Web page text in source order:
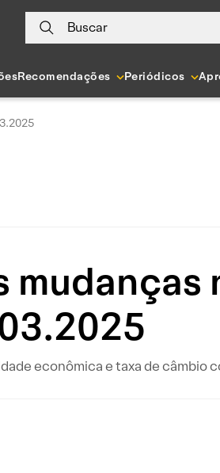
Buscar
Recomendações Periódicos
mudanças
econômica e taxa de câmbio